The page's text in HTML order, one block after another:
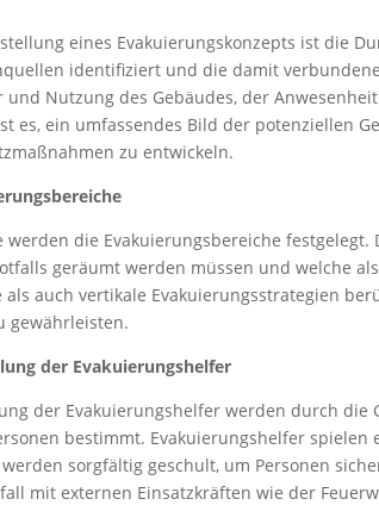
eines Evakuierungskonzepts ist die
identifiziert und die damit
Nutzung des Gebäudes, der
es, ein umfassendes Bild der potenziellen
zu entwickeln.
werden die Evakuierungsbereiche
geräumt werden müssen und welche
auch vertikale Evakuierungsstrategien
gewährleisten.
der Evakuierungshelfer
der Evakuierungshelfer werden durch die
bestimmt. Evakuierungshelfer spielen
sorgfältig geschult, um Personen
mit externen Einsatzkräften wie der